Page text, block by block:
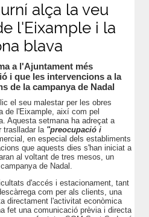
alça la veu
l'Eixample i la
blava
a l'Ajuntament més
i que les intervencions a la
de la campanya de Nadal
el seu malestar per les obres
de l'Eixample, així com pel
Aquesta setmana ha adreçat a
traslladar la "preocupació i
en especial dels establiments
que aquests dies s'han iniciat a
al voltant de tres mesos, un
de Nadal.
d'accés i estacionament, tant
com per als clients, una
directament l'activitat econòmica
fet una comunicació prèvia i directa